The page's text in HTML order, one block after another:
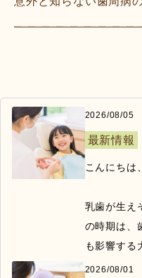
2026/08/05
最新情報
こんにちは
乳歯が生え
の時期は、
も影響する
2026/08/01